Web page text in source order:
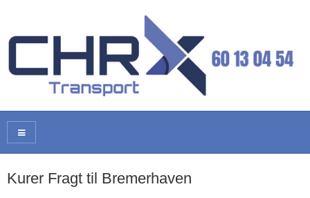
Kurer Fragt til Bremerhaven